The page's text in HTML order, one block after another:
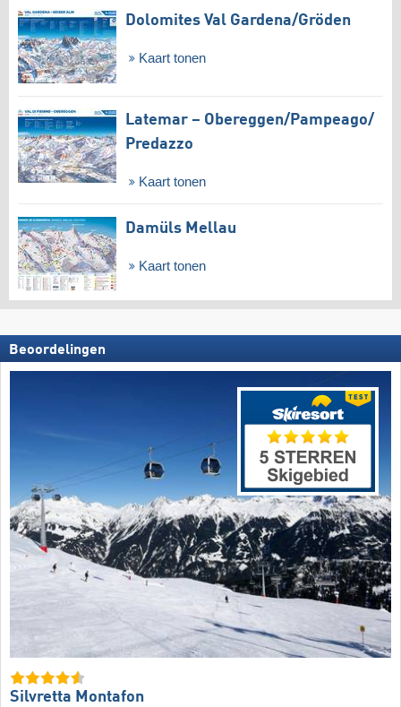
Dolomites Val Gardena/​Gröden
Kaart tonen
Latemar – Obereggen/​Pampeago/​
Predazzo
Kaart tonen
Damüls Mellau
Kaart tonen
Beoordelingen
Silvretta Montafon